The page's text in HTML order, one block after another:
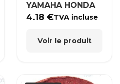
YAMAHA HONDA
4.18€TVA incluse
Voir le produit